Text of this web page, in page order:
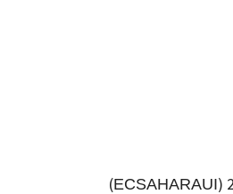
ECSAHARAUI
)